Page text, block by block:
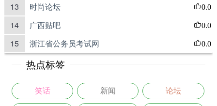
13 时尚论坛 0.0
14 广西贴吧 0.0
15 浙江省公务员考试网 0.0
热点标签
笑话 新闻 论坛